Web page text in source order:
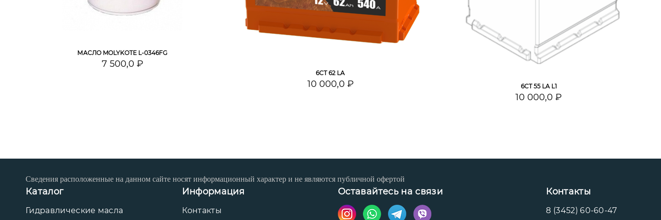
МАСЛО MOLYKOTE L-0346FG
7 500,0 ₽
6СТ 62 LA
10 000,0 ₽ 6СТ 55 LA L1
10 000,0 ₽
Сведения расположенные на данном сайте носят информационный характер и не являются публичной офертой
Каталог
Гидравлические масла
Информация
Контакты
Оставайтесь на связи Контакты
8 (3452) 60-60-47